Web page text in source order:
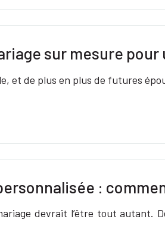
sur mesure
et de plus en plus de futures
:
devrait l’être tout autant.